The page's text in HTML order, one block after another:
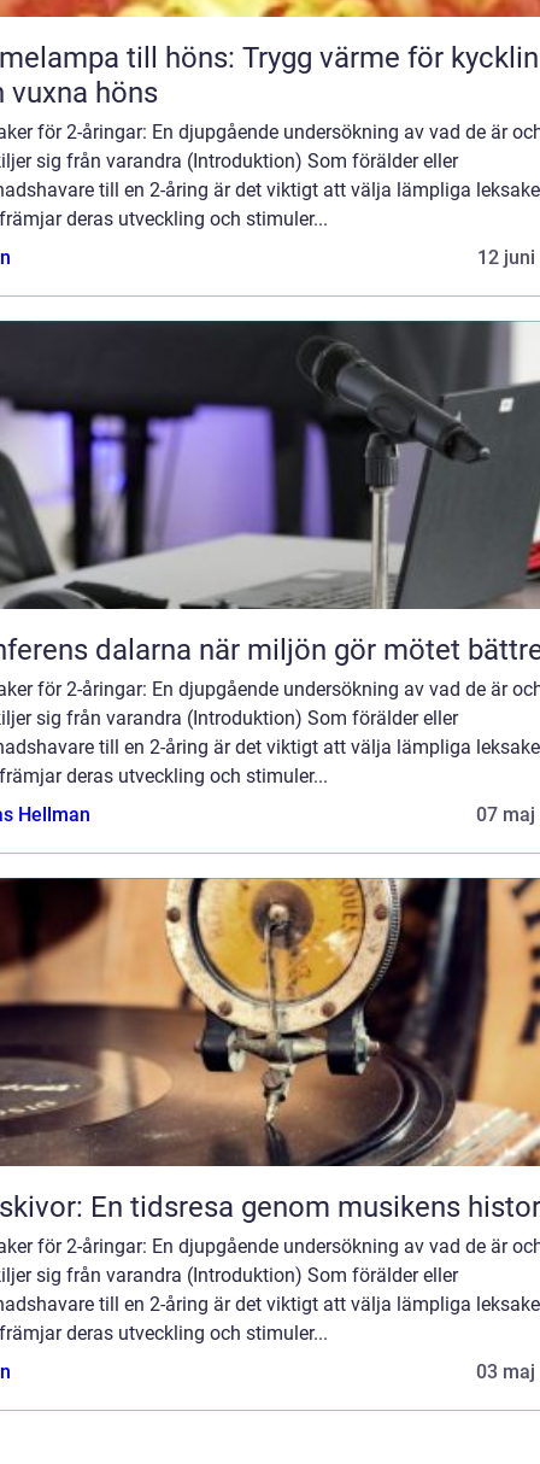
till höns: Trygg värme för
vuxna höns
för 2-åringar: En djupgående undersökning av vad de är
sig från varandra (Introduktion) Som förälder eller
till en 2-åring är det viktigt att välja lämpliga
deras utveckling och stimuler...
12 juni
Konferens dalarna när miljön gör mötet
för 2-åringar: En djupgående undersökning av vad de är
sig från varandra (Introduktion) Som förälder eller
till en 2-åring är det viktigt att välja lämpliga
deras utveckling och stimuler...
Hellman
07 maj
En tidsresa genom musikens
för 2-åringar: En djupgående undersökning av vad de är
sig från varandra (Introduktion) Som förälder eller
till en 2-åring är det viktigt att välja lämpliga
deras utveckling och stimuler...
03 maj